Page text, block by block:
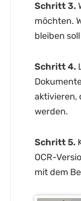
Schritt 3.
möchten.
bleiben
Schritt 4.
aktivieren,
werden.
Schritt 5.
OCR-
mit dem